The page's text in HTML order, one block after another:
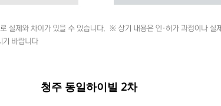
청주 동일하이빌 2차